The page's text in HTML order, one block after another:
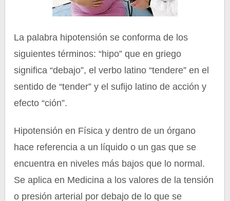
La palabra hipotensión se conforma de los
siguientes términos: “hipo” que en griego
significa “debajo”, el verbo latino “tendere” en el
sentido de “tender” y el sufijo latino de acción y
efecto “ción”.
Hipotensión en Física y dentro de un órgano
hace referencia a un líquido o un gas que se
encuentra en niveles más bajos que lo normal.
Se aplica en Medicina a los valores de la tensión
o presión arterial por debajo de lo que se